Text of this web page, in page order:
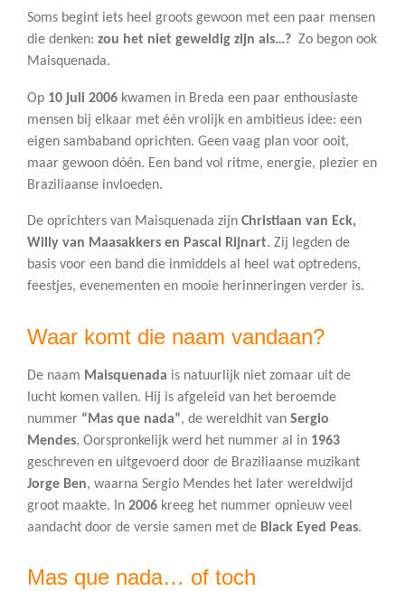
Soms begint iets heel groots gewoon met een paar mensen
die denken: zou het niet geweldig zijn als…? Zo begon ook
Maisquenada.
Op 10 juli 2006 kwamen in Breda een paar enthousiaste
mensen bij elkaar met één vrolijk en ambitieus idee: een
eigen sambaband oprichten. Geen vaag plan voor ooit,
maar gewoon dóén. Een band vol ritme, energie, plezier en
Braziliaanse invloeden.
De oprichters van Maisquenada zijn Christiaan van Eck,
Willy van Maasakkers en Pascal Rijnart. Zij legden de
basis voor een band die inmiddels al heel wat optredens,
feestjes, evenementen en mooie herinneringen verder is.
Waar komt die naam vandaan?
De naam Maisquenada is natuurlijk niet zomaar uit de
lucht komen vallen. Hij is afgeleid van het beroemde
nummer “Mas que nada”, de wereldhit van Sergio
Mendes. Oorspronkelijk werd het nummer al in 1963
geschreven en uitgevoerd door de Braziliaanse muzikant
Jorge Ben, waarna Sergio Mendes het later wereldwijd
groot maakte. In 2006 kreeg het nummer opnieuw veel
aandacht door de versie samen met de Black Eyed Peas.
Mas que nada… of toch